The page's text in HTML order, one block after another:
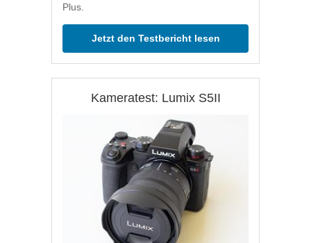
Plus.
Jetzt den Testbericht lesen
Kameratest: Lumix S5II